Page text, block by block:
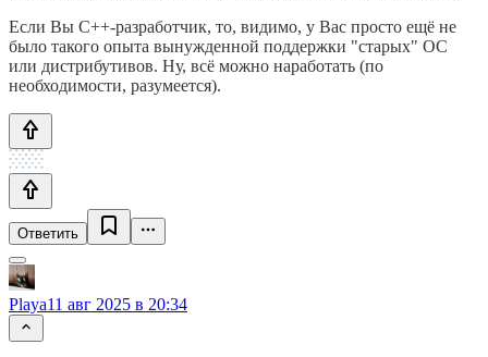
Если Вы C++-разработчик, то, видимо, у Вас просто ещё не
было такого опыта вынужденной поддержки "старых" ОС
или дистрибутивов. Ну, всё можно наработать (по
необходимости, разумеется).
Ответить
Playa11 авг 2025 в 20:34